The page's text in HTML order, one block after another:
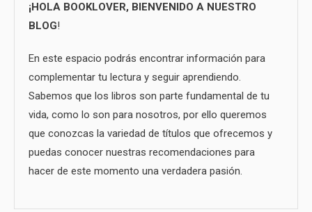
¡HOLA BOOKLOVER, BIENVENIDO A NUESTRO
BLOG!
En este espacio podrás encontrar información para
complementar tu lectura y seguir aprendiendo.
Sabemos que los libros son parte fundamental de tu
vida, como lo son para nosotros, por ello queremos
que conozcas la variedad de títulos que ofrecemos y
puedas conocer nuestras recomendaciones para
hacer de este momento una verdadera pasión.